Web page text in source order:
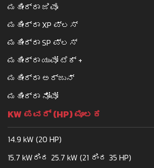
ಮಹೀಂದ್ರಾ ಜಿವೊ
ಮಹೀಂದ್ರಾ XP ಪ್ಲಸ್
ಮಹೀಂದ್ರಾ SP ಪ್ಲಸ್
ಮಹೀಂದ್ರಾ ಯುವೋ ಟೆಕ್ +
ಮಹೀಂದ್ರಾ ಅರ್ಜುನ್
ಮಹೀಂದ್ರಾ ನೋವೋ
KW ಪವರ್ (HP) ಮೂಲಕ
14.9 kW (20 HP)
15.7 kWರಿಂದ 25.7 kW (21 ರಿಂದ 35 HP)